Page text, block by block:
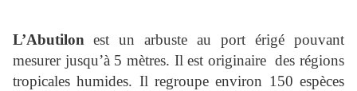
L’Abutilon est un arbuste au port érigé pouvant
mesurer jusqu’à 5 mètres. Il est originaire des régions
tropicales humides. Il regroupe environ 150 espèces